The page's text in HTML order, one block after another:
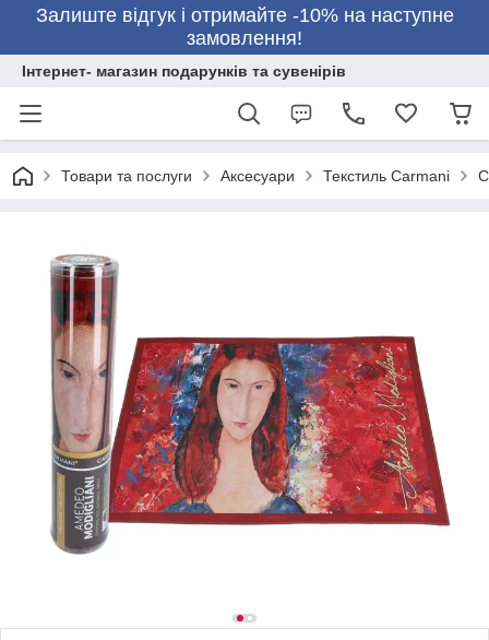
Залиште відгук і отримайте -10% на наступне
замовлення!
Інтернет- магазин подарунків та сувенірів
Товари та послуги Аксесуари Текстиль Carmani